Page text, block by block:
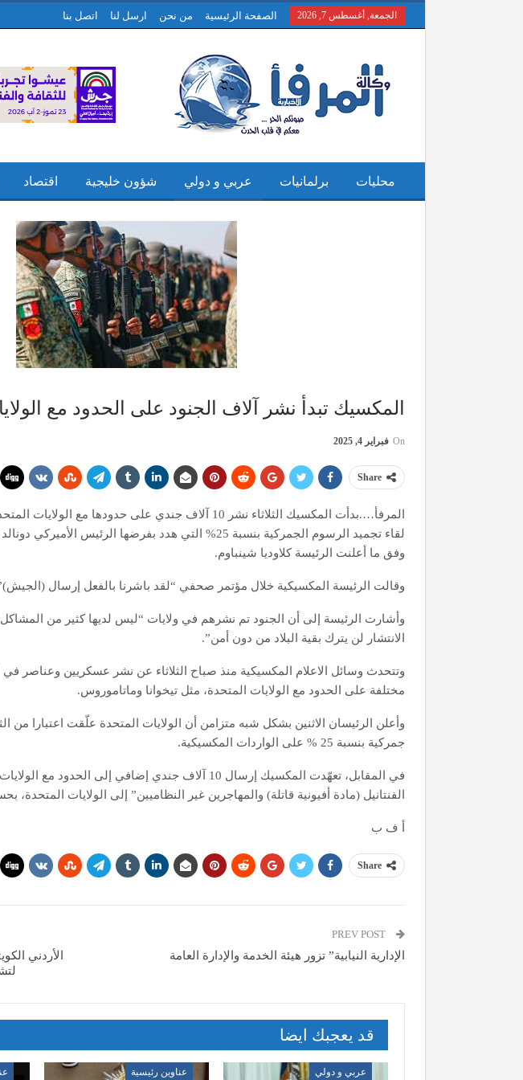
الجمعة, أغسطس 7, 2026 الصفحة الرئيسية من نحن ارسل لنا اتصل بنا
محليات برلمانيات عربي و دولي شؤون خليجية اقتصاد
المكسيك تبدأ نشر آلاف الجنود على الحدود مع
On فبراير 4, 2025
Share
المرفأ….بدأت المكسيك الثلاثاء نشر 10 آلاف جندي على حدودها مع
لقاء تجميد الرسوم الجمركية بنسبة 25% التي هدد بفرضها
وفق ما أعلنت الرئيسة كلاوديا شينباوم.
وقالت الرئيسة المكسيكية خلال مؤتمر صحفي “لقد باشرنا بالفعل إرسال
وأشارت الرئيسة إلى أن الجنود تم نشرهم في ولايات “ليس لديها كثير من المشاكل
الانتشار لن يترك بقية البلاد من دون أمن”.
وتتحدث وسائل الاعلام المكسيكية منذ صباح الثلاثاء عن نشر عسكريين وعناصر
مختلفة على الحدود مع الولايات المتحدة، مثل تيخوانا وماتاموروس.
وأعلن الرئيسان الاثنين بشكل شبه متزامن أن الولايات المتحدة علّقت اعتبارا من
جمركية بنسبة 25 % على الواردات المكسيكية.
في المقابل، تعهّدت المكسيك إرسال 10 آلاف جندي إضافي إلى
الفنتانيل (مادة أفيونية قاتلة) والمهاجرين غير النظاميين” إلى الولايات المتحدة،
أ ف ب
Share
الإدارية النيابية” تزور هيئة الخدمة والإدارة العامة
الأردني
قد يعجبك ايضا
عربي و دولي عناوين رئيسية